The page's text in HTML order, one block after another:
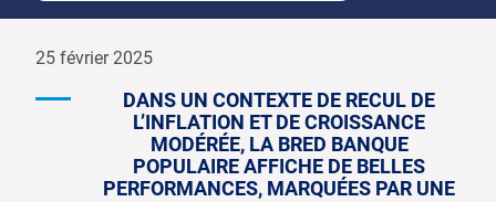
25 février 2025
DANS UN CONTEXTE DE RECUL DE
L’INFLATION ET DE CROISSANCE
MODÉRÉE, LA BRED BANQUE
POPULAIRE AFFICHE DE BELLES
PERFORMANCES, MARQUÉES PAR UNE